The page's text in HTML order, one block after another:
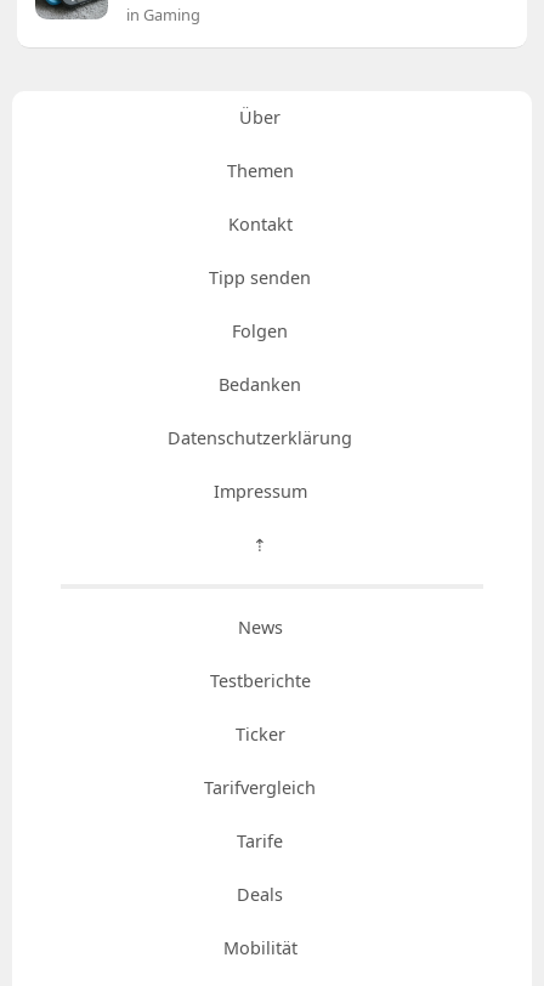
in Gaming
Über
Themen
Kontakt
Tipp senden
Folgen
Bedanken
Datenschutzerklärung
Impressum
⇡
News
Testberichte
Ticker
Tarifvergleich
Tarife
Deals
Mobilität